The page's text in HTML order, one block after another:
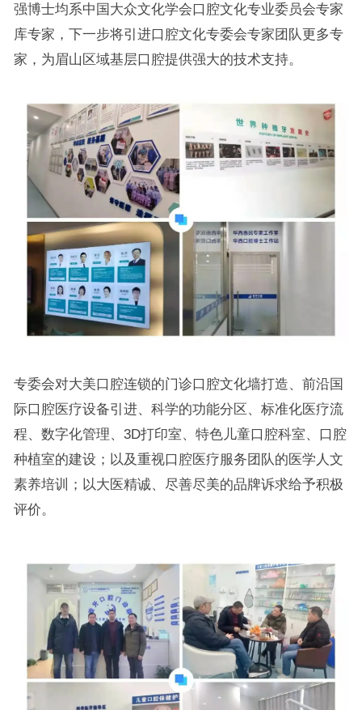
强博士均系中国大众文化学会口腔文化专业委员会专家
库专家，下一步将引进口腔文化专委会专家团队更多专
家，为眉山区域基层口腔提供强大的技术支持。
专委会对大美口腔连锁的门诊口腔文化墙打造、前沿国
际口腔医疗设备引进、科学的功能分区、标准化医疗流
程、数字化管理、3D打印室、特色儿童口腔科室、口腔
种植室的建设；以及重视口腔医疗服务团队的医学人文
素养培训；以大医精诚、尽善尽美的品牌诉求给予积极
评价。